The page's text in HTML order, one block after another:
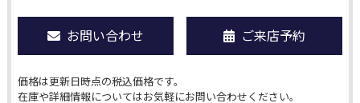
お問い合わせ ご来店予約
価格は更新日時点の税込価格です。
在庫や詳細情報についてはお気軽にお問い合わせください。